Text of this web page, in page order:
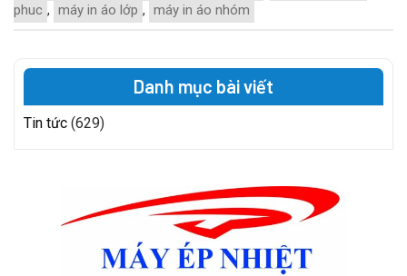
phuc , máy in áo lớp , máy in áo nhóm
Danh mục bài viết
Tin tức (629)